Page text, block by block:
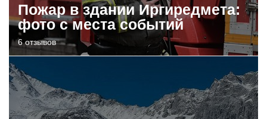
Пожар в здании Иргиредмета:
фото с места событий
6 отзывов